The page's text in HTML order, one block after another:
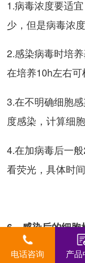
1.病毒浓度要适
少，但是病毒浓
2.感染病毒时培
在培养10h左右可
3.在不明确细胞
度感染，计算细
4.在加病毒后一
看荧光，具体时
6、感染后的细胞
6.1荧光初步检测
电话咨询 产